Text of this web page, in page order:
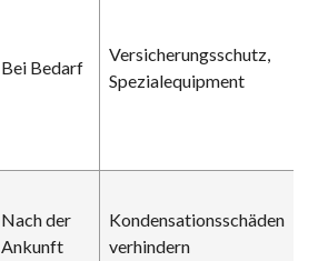
Bei Bedarf
Versicherungsschutz,
Spezialequipment
Nach der
Ankunft
Kondensationsschäden
verhindern